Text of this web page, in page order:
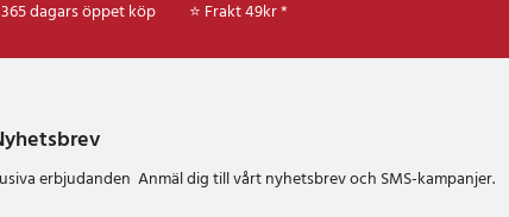
365 dagars öppet köp ⭐ Frakt 49kr *
erbjudanden Anmäl dig till vårt nyhetsbrev och SMS-kampanjer.